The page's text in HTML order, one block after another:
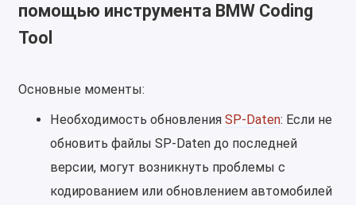
помощью инструмента BMW Coding
Tool
Основные моменты:
Необходимость обновления SP-Daten: Если не
обновить файлы SP-Daten до последней
версии, могут возникнуть проблемы с
кодированием или обновлением автомобилей